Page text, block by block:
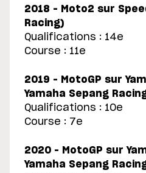
2018 – Moto2 sur
Racing)
Qualifications : 14e
Course : 11e
2019 – MotoGP sur
Yamaha Sepang
Qualifications : 10e
Course : 7e
2020 – MotoGP sur
Yamaha Sepang